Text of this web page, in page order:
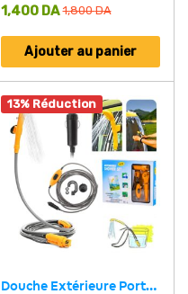
1,800DA
1,400 DA
Ajouter au panier
13% Réduction
Douche Extérieure Portable Pour Camping et Voiture DC 12 V